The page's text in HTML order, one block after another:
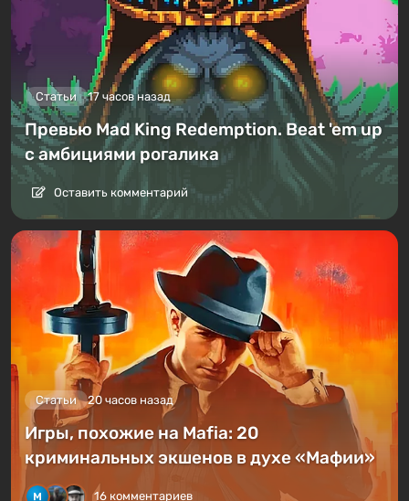
Статьи 17 часов назад
Превью Mad King Redemption. Beat 'em up
с амбициями рогалика
Оставить комментарий
Статьи 20 часов назад
Игры, похожие на Mafia: 20
криминальных экшенов в духе «Мафии»
16 комментариев